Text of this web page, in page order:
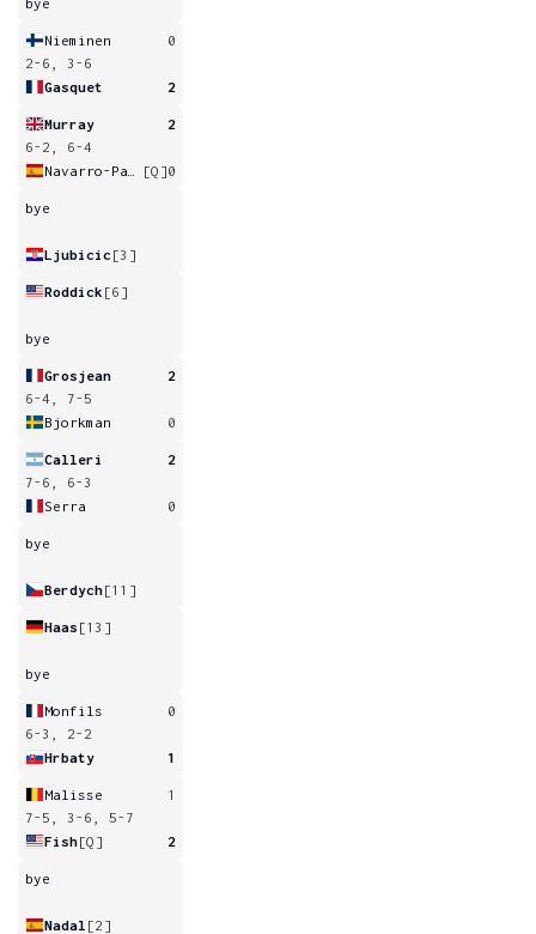
Nieminen
0
2-6, 3-6
Gasquet
2
Murray
2
6-2, 6-4
[Q]0
bye
Ljubicic [3]
Roddick [6]
bye
Grosjean
2
6-4, 7-5
Bjorkman
0
Calleri
2
7-6, 6-3
Serra
0
bye
Berdych[11]
Haas [13]
bye
Monfils
0
6-3, 2-2
Hrbaty
1
Malisse
1
7-5, 3-6, 5-7
Fish[Q] 2
bye
Nadal [2]